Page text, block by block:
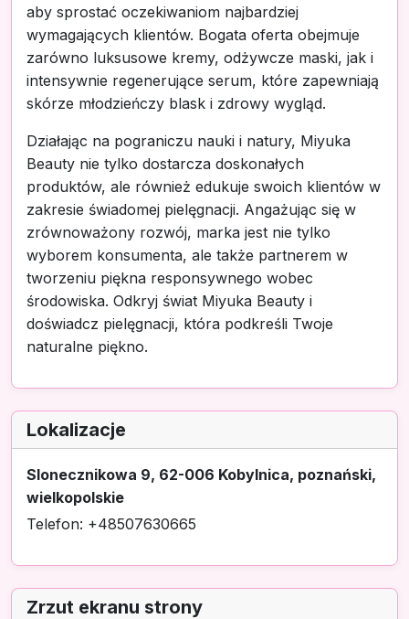
aby sprostać oczekiwaniom najbardziej
wymagających klientów. Bogata oferta obejmuje
zarówno luksusowe kremy, odżywcze maski, jak i
intensywnie regenerujące serum, które zapewniają
skórze młodzieńczy blask i zdrowy wygląd.
Działając na pograniczu nauki i natury, Miyuka
Beauty nie tylko dostarcza doskonałych
produktów, ale również edukuje swoich klientów w
zakresie świadomej pielęgnacji. Angażując się w
zrównoważony rozwój, marka jest nie tylko
wyborem konsumenta, ale także partnerem w
tworzeniu piękna responsywnego wobec
środowiska. Odkryj świat Miyuka Beauty i
doświadcz pielęgnacji, która podkreśli Twoje
naturalne piękno.
Lokalizacje
Slonecznikowa 9, 62-006 Kobylnica, poznański,
wielkopolskie
Telefon: +48507630665
Zrzut ekranu strony